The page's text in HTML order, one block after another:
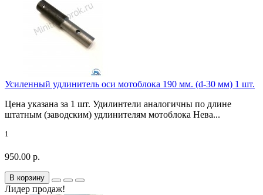
Усиленный удлинитель оси мотоблока 190 мм. (d-30 мм) 1 шт.
Цена указана за 1 шт. Удилинтели аналогичны по длине
штатным (заводским) удлинителям мотоблока Нева...
1
950.00 р.
В корзину
Лидер продаж!